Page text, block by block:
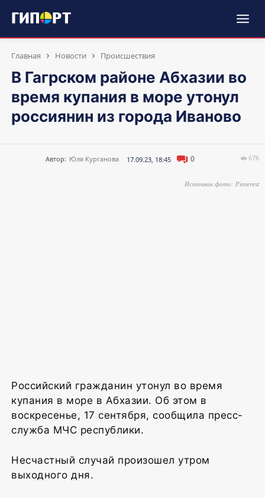
Главная Новости Происшествия
В Гагрском районе Абхазии во
время купания в море утонул
россиянин из города Иваново
Автор: Юля Курганова 17.09.23, 18:45 0 676
Источник фото: Pinterest
Российский гражданин утонул во время
купания в море в Абхазии. Об этом в
воскресенье, 17 сентября, сообщила пресс-
служба МЧС республики.
Несчастный случай произошел утром
выходного дня.